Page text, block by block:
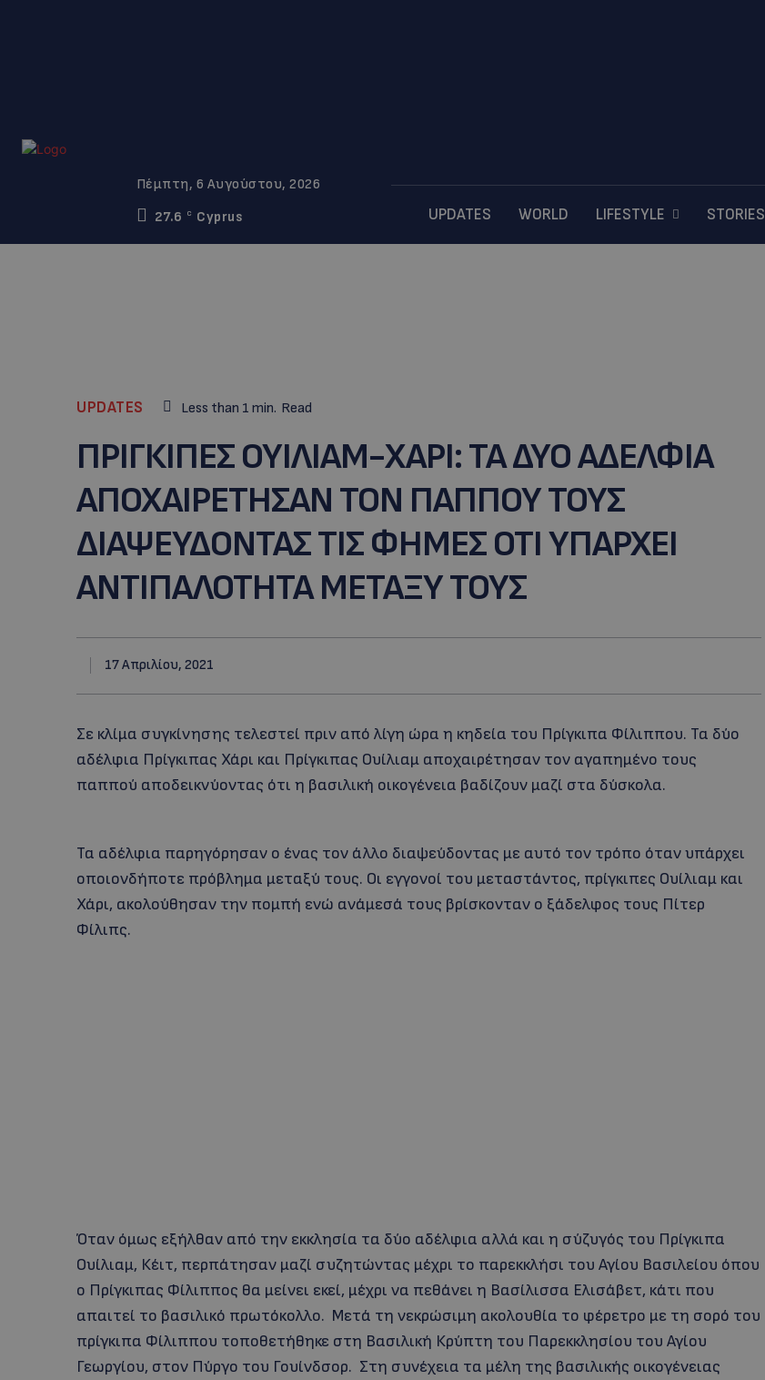
Πέμπτη, 6 Αυγούστου, 2026
27.6
C Cyprus UPDATES WORLD LIFESTYLE STORIES
UPDATES Less than 1 min. Read
ΠΡΙΓΚΙΠΕΣ ΟΥΙΛΙΑΜ-ΧΑΡΙ: ΤΑ ΔΥΟ ΑΔΕΛΦΙΑ
ΑΠΟΧΑΙΡΕΤΗΣΑΝ ΤΟΝ ΠΑΠΠΟΥ ΤΟΥΣ
ΔΙΑΨΕΥΔΟΝΤΑΣ ΤΙΣ ΦΗΜΕΣ ΟΤΙ ΥΠΑΡΧΕΙ
ΑΝΤΙΠΑΛΟΤΗΤΑ ΜΕΤΑΞΥ ΤΟΥΣ
17 Απριλίου, 2021
Σε κλίμα συγκίνησης τελεστεί πριν από λίγη ώρα η κηδεία του Πρίγκιπα Φίλιππου. Τα δύο
αδέλφια Πρίγκιπας Χάρι και Πρίγκιπας Ουίλιαμ αποχαιρέτησαν τον αγαπημένο τους
παππού αποδεικνύοντας ότι η βασιλική οικογένεια βαδίζουν μαζί στα δύσκολα.
Τα αδέλφια παρηγόρησαν ο ένας τον άλλο διαψεύδοντας με αυτό τον τρόπο όταν υπάρχει
οποιονδήποτε πρόβλημα μεταξύ τους. Οι εγγονοί του μεταστάντος, πρίγκιπες Ουίλιαμ και
Χάρι, ακολούθησαν την πομπή ενώ ανάμεσά τους βρίσκονταν ο ξάδελφος τους Πίτερ
Φίλιπς.
Όταν όμως εξήλθαν από την εκκλησία τα δύο αδέλφια αλλά και η σύζυγός του Πρίγκιπα
Ουίλιαμ, Κέιτ, περπάτησαν μαζί συζητώντας μέχρι το παρεκκλήσι του Αγίου Βασιλείου όπου
ο Πρίγκιπας Φίλιππος θα μείνει εκεί, μέχρι να πεθάνει η Βασίλισσα Ελισάβετ, κάτι που
απαιτεί το βασιλικό πρωτόκολλο. Μετά τη νεκρώσιμη ακολουθία το φέρετρο με τη σορό του
πρίγκιπα Φίλιππου τοποθετήθηκε στη Βασιλική Κρύπτη του Παρεκκλησίου του Αγίου
Γεωργίου, στον Πύργο του Γουίνδσορ. Στη συνέχεια τα μέλη της βασιλικής οικογένειας